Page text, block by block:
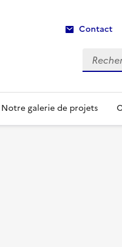
Contact
Recherche
Notre galerie de projets